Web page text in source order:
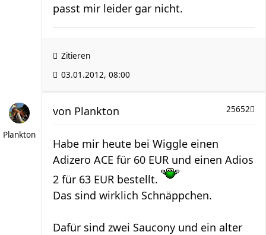
passt mir leider gar nicht.
Zitieren
03.01.2012, 08:00
Plankton
25652
von Plankton
Habe mir heute bei Wiggle einen
Adizero ACE für 60 EUR und einen Adios
2 für 63 EUR bestellt.
Das sind wirklich Schnäppchen.
Dafür sind zwei Saucony und ein alter